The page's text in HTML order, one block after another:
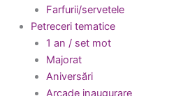
Farfurii/servetele
Petreceri tematice
1 an / set mot
Majorat
Aniversări
Arcade inaugurare